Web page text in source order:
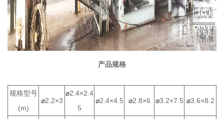
产品规格
规格型号
(m)
⌀2.2×3
⌀2.4×2.4
5
⌀2.4×4.5 ⌀2.8×6 ⌀3.2×7.5 ⌀3.6×8.2